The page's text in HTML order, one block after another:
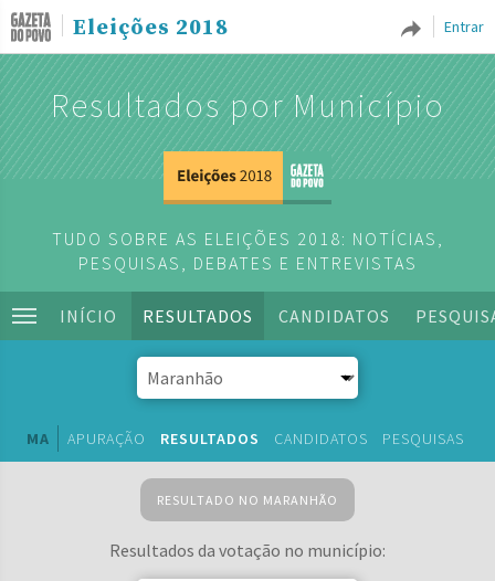
Entrar
Eleições 2018
Resultados por Município
TUDO SOBRE AS ELEIÇÕES 2018: NOTÍCIAS,
PESQUISAS, DEBATES E ENTREVISTAS
INÍCIO RESULTADOS CANDIDATOS
MA APURAÇÃO RESULTADOS CANDIDATOS PESQUISAS
RESULTADO NO MARANHÃO
Resultados da votação no município: